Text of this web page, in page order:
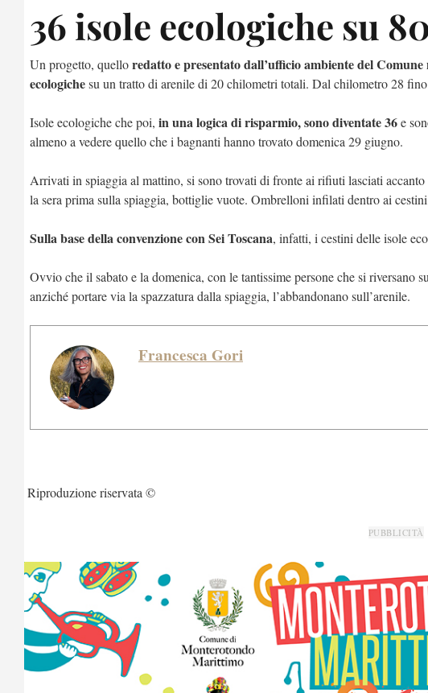
36 isole ecologiche su
Un progetto, quelloredatto e presentato dall’ufficio ambiente del Comune
ecologichesu un tratto di arenile di 20 chilometri totali. Dal chilometro 28
Isole ecologiche che poi, in una logica di risparmio, sono diventate 36e
almeno a vedere quello che i bagnanti hanno trovato domenica 29 giugno.
Arrivati in spiaggia al mattino, si sono trovati di fronte ai rifiuti lasciati
la sera prima sulla spiaggia, bottiglie vuote. Ombrelloni infilati dentro ai
Sulla base della convenzione con Sei Toscana, infatti, i cestini delle isole
Ovvio che il sabato e la domenica, con le tantissime persone che si
anziché portare via la spazzatura dalla spiaggia, l’abbandonano sull’arenile.
Francesca Gori
Riproduzione riservata ©
PUBBLICITÀ